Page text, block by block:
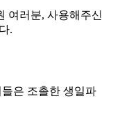
여러분, 사용해주신
.
은 조촐한 생일파